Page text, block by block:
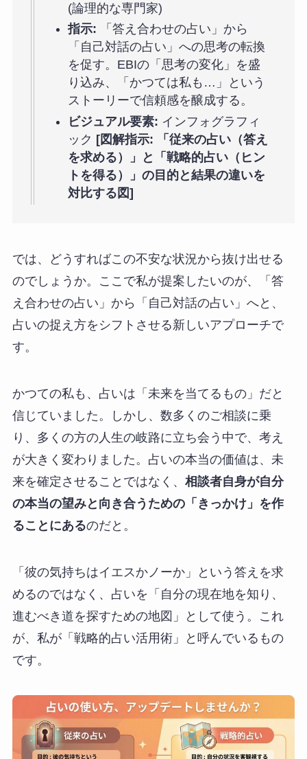
(論理的な専門家)
指示: 「答え合わせの占い」から
「自己対話の占い」への思考の転換
を促す。EBIの「思考の変化」を盛
り込み、「かつては私も…」という
ストーリーで信頼感を醸成する。
ビジュアル要素: インフォグラフィ
ック [図解指示: 「従来の占い（答え
を求める）」と「戦略的占い（ヒン
トを得る）」の目的と結果の違いを
対比する図]
では、どうすればこの不安な状況から抜け出せる
のでしょうか。ここで私が提案したいのが、「答
え合わせの占い」から「自己対話の占い」へと、
占いの捉え方をシフトさせる新しいアプローチで
す。
かつての私も、占いは「未来を当てるもの」だと
信じていました。しかし、数多くのご相談に乗
り、多くの方の人生の岐路に立ち会う中で、考え
が大きく変わりました。占いの本当の価値は、未
来を確定させることではなく、 相談者自身が自分
の本当の望みと向き合うための「きっかけ」を作
ることにあるのだと。
「彼の気持ちはイエスかノーか」という答えを求
めるのではなく、占いを「自分の現在地を知り、
進むべき道を探すための地図」として使う。これ
が、私が「戦略的占い活用術」と呼んでいるもの
です。